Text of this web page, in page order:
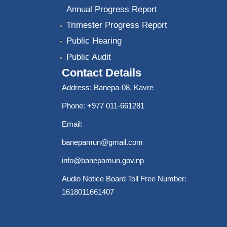
Annual Progress Report
Trimester Progress Report
Public Hearing
Public Audit
Contact Details
Address: Banepa-08, Kavre
Phone: +977 011-661281
Email:
banepamun@gmail.com
info@banepamun.gov.np
Audio Notice Board Toll Free Number:
1618011661407